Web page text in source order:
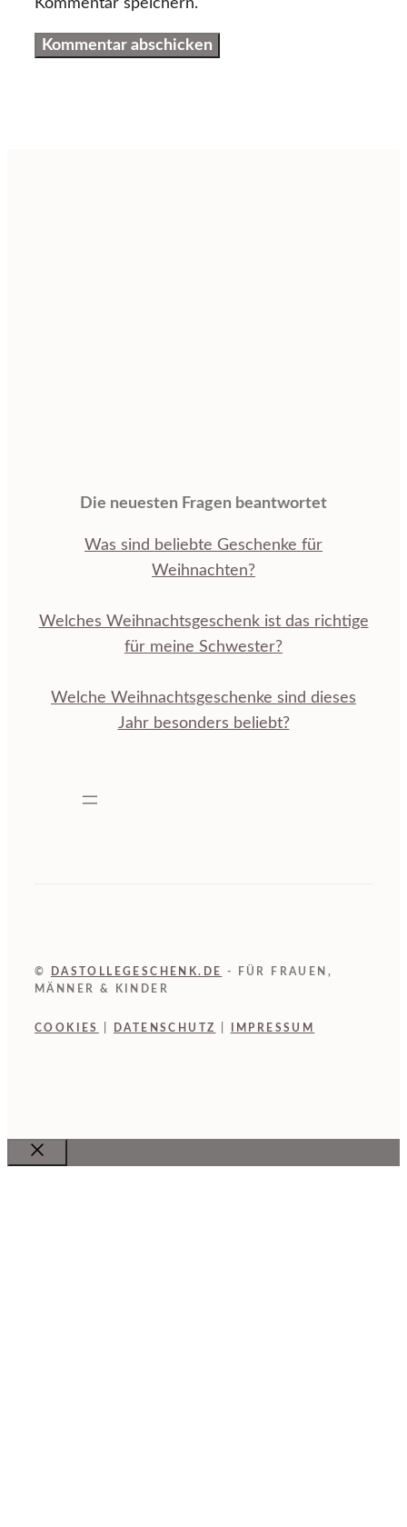
Kommentar speichern.
Die neuesten Fragen beantwortet
Was sind beliebte Geschenke für
Weihnachten?
Welches Weihnachtsgeschenk ist das richtige
für meine Schwester?
Welche Weihnachtsgeschenke sind dieses
Jahr besonders beliebt?
© DASTOLLEGESCHENK.DE
- FÜR FRAUEN,
MÄNNER & KINDER
COOKIES DATENSCHUTZ IMPRESSUM